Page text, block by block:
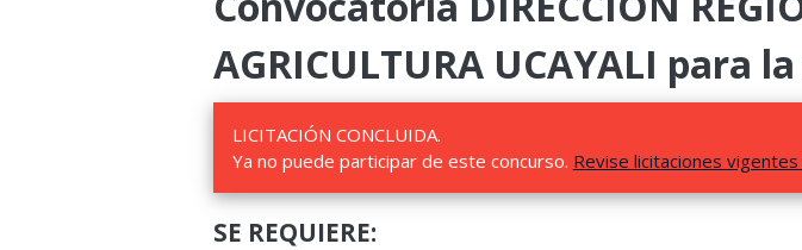
AGRICULTURA UCAYALI para
LICITACIÓN CONCLUIDA.
Ya no puede participar de este concurso. Revise licitaciones vigentes
SE REQUIERE: